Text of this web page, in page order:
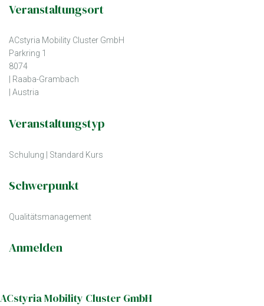
Veranstaltungsort
ACstyria Mobility Cluster GmbH
Parkring 1
8074
| Raaba-Grambach
| Austria
Veranstaltungstyp
Schulung | Standard Kurs
Schwerpunkt
Qualitätsmanagement
Anmelden
ACstyria Mobility Cluster GmbH